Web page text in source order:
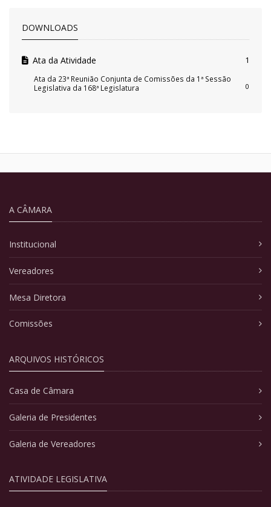
DOWNLOADS
Ata da Atividade 1
Ata da 23ª Reunião Conjunta de Comissões da 1ª Sessão
Legislativa da 168ª Legislatura
0
A CÂMARA
Institucional
Vereadores
Mesa Diretora
Comissões
ARQUIVOS HISTÓRICOS
Casa de Câmara
Galeria de Presidentes
Galeria de Vereadores
ATIVIDADE LEGISLATIVA